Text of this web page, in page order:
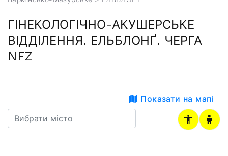
ГІНЕКОЛОГІЧНО-АКУШЕРСЬКЕ
ВІДДІЛЕННЯ. ЕЛЬБЛОНҐ. ЧЕРГА
NFZ
Показати на мапі